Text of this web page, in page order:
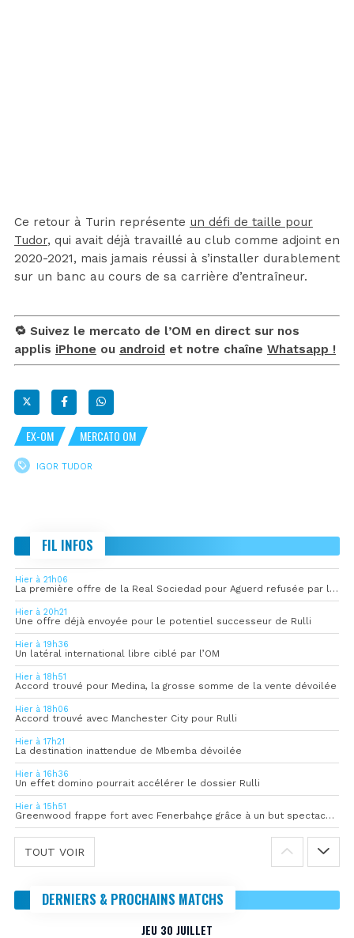
Ce retour à Turin représente un défi de taille pour
Tudor, qui avait déjà travaillé au club comme adjoint en
2020-2021, mais jamais réussi à s’installer durablement
sur un banc au cours de sa carrière d’entraîneur.
🔁 Suivez le mercato de l’OM en direct sur nos
applis iPhone ou android et notre chaîne Whatsapp !
EX-OM MERCATO OM
IGOR TUDOR
FIL INFOS
Hier à 21h06
La première offre de la Real Sociedad pour Aguerd refusée par l’OM
Hier à 20h21
Une offre déjà envoyée pour le potentiel successeur de Rulli
Hier à 19h36
Un latéral international libre ciblé par l’OM
Hier à 18h51
Accord trouvé pour Medina, la grosse somme de la vente dévoilée
Hier à 18h06
Accord trouvé avec Manchester City pour Rulli
Hier à 17h21
La destination inattendue de Mbemba dévoilée
Hier à 16h36
Un effet domino pourrait accélérer le dossier Rulli
Hier à 15h51
Greenwood frappe fort avec Fenerbahçe grâce à un but spectaculaire
TOUT VOIR
DERNIERS & PROCHAINS MATCHS
JEU 30 JUILLET